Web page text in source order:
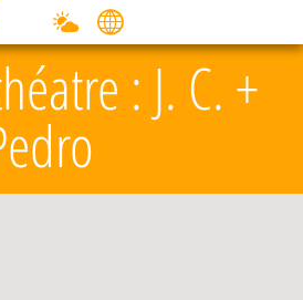
: J. C. +